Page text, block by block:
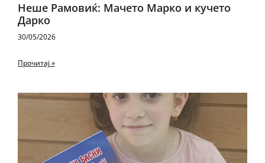
Неше Рамовиќ: Мачето Марко и кучето
Дарко
30/05/2026
Прочитај »